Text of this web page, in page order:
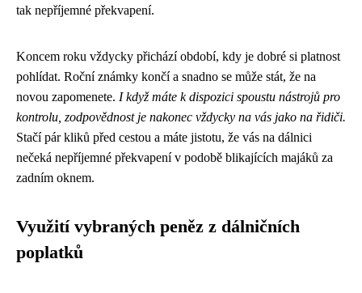
tak nepříjemné překvapení.
Koncem roku vždycky přichází období, kdy je dobré si platnost
pohlídat. Roční známky končí a snadno se může stát, že na
novou zapomenete. I když máte k dispozici spoustu nástrojů pro
kontrolu, zodpovědnost je nakonec vždycky na vás jako na řidiči.
Stačí pár kliků před cestou a máte jistotu, že vás na dálnici
nečeká nepříjemné překvapení v podobě blikajících majáků za
zadním oknem.
Využití vybraných peněz z dálničních
poplatků